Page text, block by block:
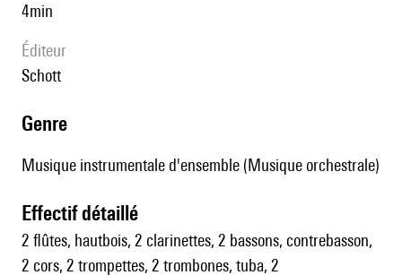
4min
éditeur
Schott
genre
Musique instrumentale d'ensemble (Musique orchestrale)
effectif détaillé
2 flûtes, hautbois, 2 clarinettes, 2 bassons, contrebasson,
2 cors, 2 trompettes, 2 trombones, tuba, 2